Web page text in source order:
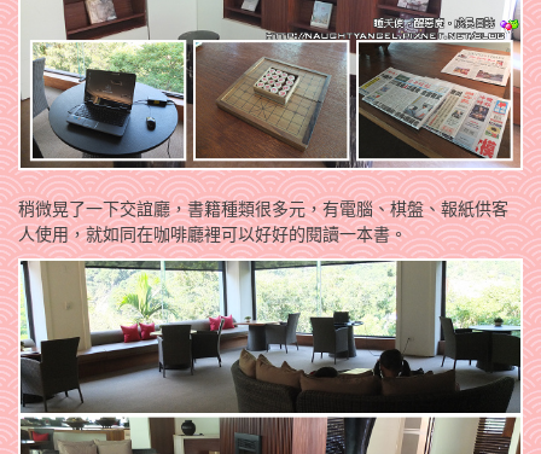
稍微晃了一下交誼廳，書籍種類很多元，有電腦、棋盤、報紙供客
人使用，就如同在咖啡廳裡可以好好的閱讀一本書。